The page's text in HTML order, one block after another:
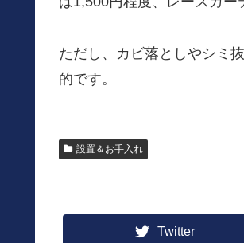
ただし、カビ落としやシミ
的です。
設置＆お手入れ
Twitter